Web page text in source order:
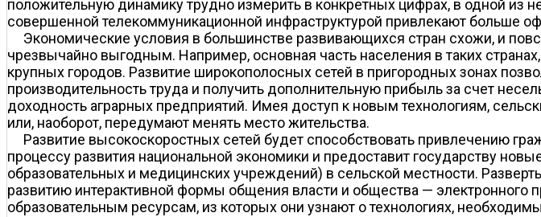
положительную динамику трудно измерить в конкретных цифрах, в одной из
совершенной телекоммуникационной инфраструктурой привлекают больше
Экономические условия в большинстве развивающихся стран схожи, и
чрезвычайно выгодным. Например, основная часть населения в таких
крупных городов. Развитие широкополосных сетей в пригородных зонах
производительность труда и получить дополнительную прибыль за счет
доходность аграрных предприятий. Имея доступ к новым технологиям,
или, наоборот, передумают менять место жительства.
Развитие высокоскоростных сетей будет способствовать привлечению
процессу развития национальной экономики и предоставит государству
образовательных и медицинских учреждений) в сельской местности.
развитию интерактивной формы общения власти и общества — электронного
образовательным ресурсам, из которых они узнают о технологиях,